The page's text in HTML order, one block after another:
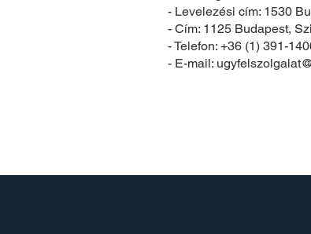
- Levelezési cím: 1530
- Cím: 1125 Budapest,
- Telefon: +36 (1) 391-
- E-mail: